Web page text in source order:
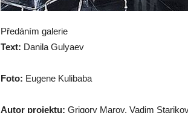
Předáním galerie
Text: Danila Gulyaev
Foto: Eugene Kulibaba
Autor projektu: Grigory Marov, Vadim